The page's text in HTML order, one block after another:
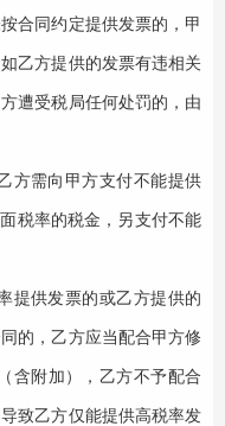
合同约定提供发票的，甲
乙方提供的发票有违相关
遭受税局任何处罚的，由
方需向甲方支付不能提供
税率的税金，另支付不能
提供发票的或乙方提供的
的，乙方应当配合甲方修
含附加），乙方不予配合
致乙方仅能提供高税率发